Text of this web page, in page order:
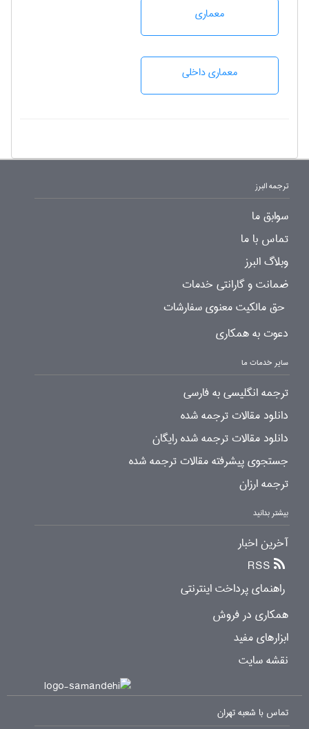
معماری
معماری داخلی
ترجمه البرز
سوابق ما
تماس با ما
وبلاگ البرز
ضمانت و گارانتی خدمات
حق مالکیت معنوی سفارشات
دعوت به همکاری
سایر خدمات ما
ترجمه انگلیسی به فارسی
دانلود مقالات ترجمه شده
دانلود مقالات ترجمه شده رایگان
جستجوی پیشرفته مقالات ترجمه شده
ترجمه ارزان
بیشتر بدانید
آخرین اخبار
RSS
راهنمای پرداخت اینترنتی
همکاری در فروش
ابزارهای مفید
نقشه سایت
تماس با شعبه تهران